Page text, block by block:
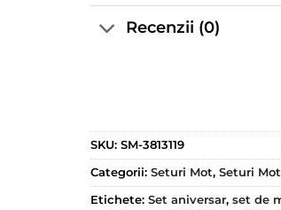
Recenzii (0)
SKU: SM-3813119
Categorii: Seturi Mot, Seturi
Etichete: Set aniversar, set de